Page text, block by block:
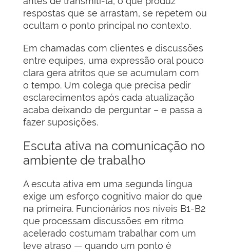
respostas que se arrastam, se repetem ou
ocultam o ponto principal no contexto.
Em chamadas com clientes e discussões
entre equipes, uma expressão oral pouco
clara gera atritos que se acumulam com
o tempo. Um colega que precisa pedir
esclarecimentos após cada atualização
acaba deixando de perguntar – e passa a
fazer suposições.
Escuta ativa na comunicação no
ambiente de trabalho
A escuta ativa em uma segunda língua
exige um esforço cognitivo maior do que
na primeira. Funcionários nos níveis B1-B2
que processam discussões em ritmo
acelerado costumam trabalhar com um
leve atraso — quando um ponto é